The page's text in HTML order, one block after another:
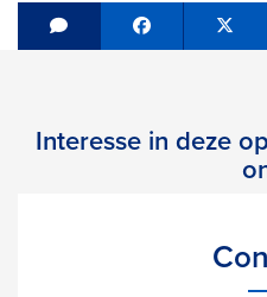
Share on Tweet
Interesse in deze